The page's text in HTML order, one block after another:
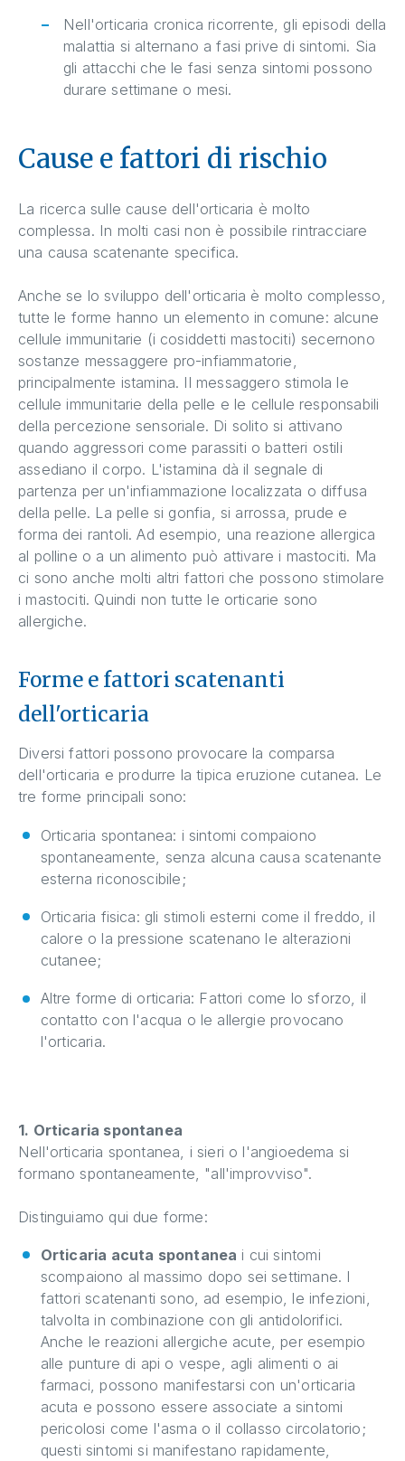
Nell'orticaria cronica ricorrente, gli episodi della
malattia si alternano a fasi prive di sintomi. Sia
gli attacchi che le fasi senza sintomi possono
durare settimane o mesi.
Cause e fattori di rischio
La ricerca sulle cause dell'orticaria è molto
complessa. In molti casi non è possibile rintracciare
una causa scatenante specifica.
Anche se lo sviluppo dell'orticaria è molto complesso,
tutte le forme hanno un elemento in comune: alcune
cellule immunitarie (i cosiddetti mastociti) secernono
sostanze messaggere pro-infiammatorie,
principalmente istamina. Il messaggero stimola le
cellule immunitarie della pelle e le cellule responsabili
della percezione sensoriale. Di solito si attivano
quando aggressori come parassiti o batteri ostili
assediano il corpo. L'istamina dà il segnale di
partenza per un'infiammazione localizzata o diffusa
della pelle. La pelle si gonfia, si arrossa, prude e
forma dei rantoli. Ad esempio, una reazione allergica
al polline o a un alimento può attivare i mastociti. Ma
ci sono anche molti altri fattori che possono stimolare
i mastociti. Quindi non tutte le orticarie sono
allergiche.
Forme e fattori scatenanti
dell'orticaria
Diversi fattori possono provocare la comparsa
dell'orticaria e produrre la tipica eruzione cutanea. Le
tre forme principali sono:
Orticaria spontanea: i sintomi compaiono
spontaneamente, senza alcuna causa scatenante
esterna riconoscibile;
Orticaria fisica: gli stimoli esterni come il freddo, il
calore o la pressione scatenano le alterazioni
cutanee;
Altre forme di orticaria: Fattori come lo sforzo, il
contatto con l'acqua o le allergie provocano
l'orticaria.
1. Orticaria spontanea
Nell'orticaria spontanea, i sieri o l'angioedema si
formano spontaneamente, "all'improvviso".
Distinguiamo qui due forme:
Orticaria acuta spontanea i cui sintomi
scompaiono al massimo dopo sei settimane. I
fattori scatenanti sono, ad esempio, le infezioni,
talvolta in combinazione con gli antidolorifici.
Anche le reazioni allergiche acute, per esempio
alle punture di api o vespe, agli alimenti o ai
farmaci, possono manifestarsi con un'orticaria
acuta e possono essere associate a sintomi
pericolosi come l'asma o il collasso circolatorio;
questi sintomi si manifestano rapidamente,